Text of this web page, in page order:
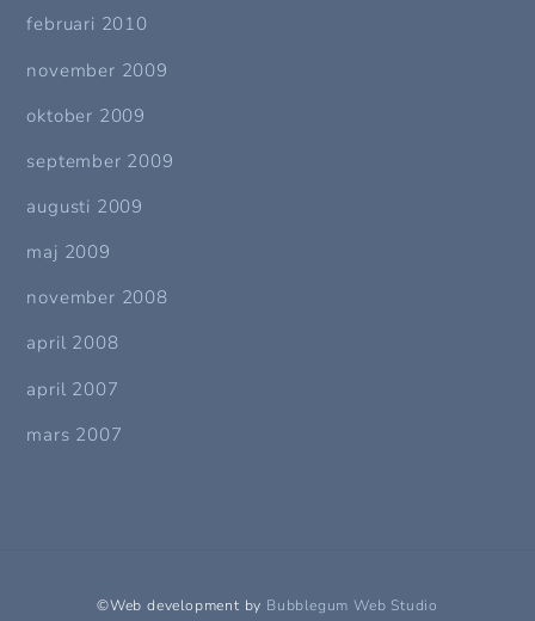
februari 2010
november 2009
oktober 2009
september 2009
augusti 2009
maj 2009
november 2008
april 2008
april 2007
mars 2007
©Web development by Bubblegum Web Studio